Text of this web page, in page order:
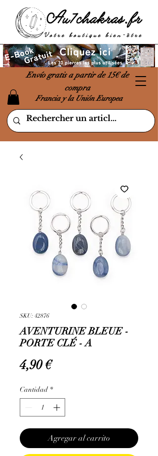
Envío gratis a partir de 15€ de
compra
Francia y la Unión Europea
SKU: 42876
AVENTURINE BLEUE -
PORTE CLÉ - A
4,90 €Precio
Cantidad *
Agregar al carrito